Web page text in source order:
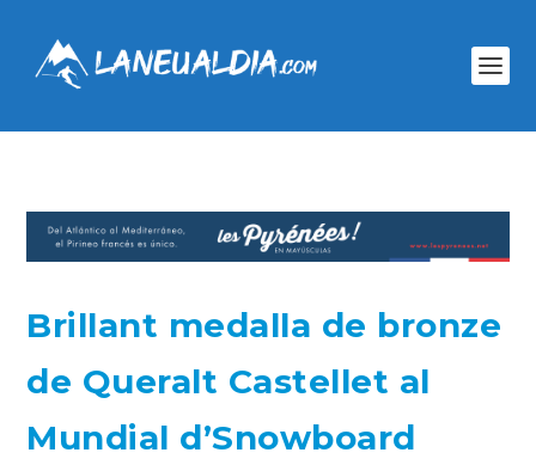
Brillant medalla de bronze
de Queralt Castellet al
Mundial d’Snowboard